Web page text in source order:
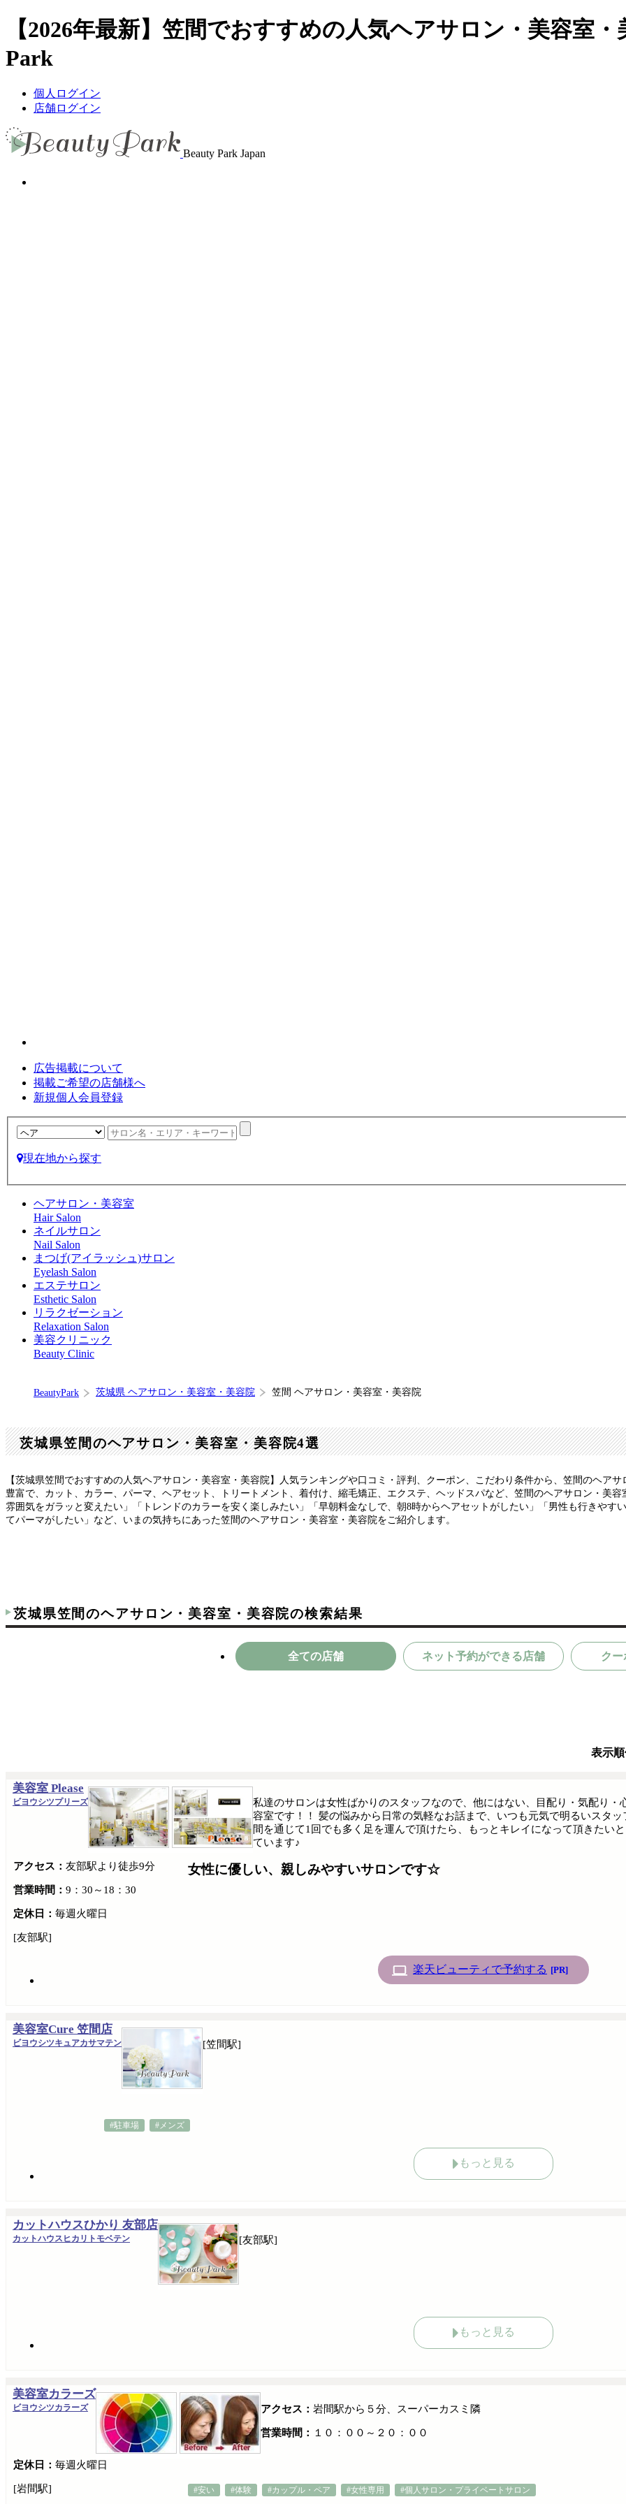
【2026年最新】笠間でおすすめの人気ヘアサロン・美容室
Park
個人ログイン
店舗ログイン
Beauty Park Japan
広告掲載について
掲載ご希望の店舗様へ
新規個人会員登録
現在地から探す
ヘアサロン・美容室
Hair Salon
ネイルサロン
Nail Salon
まつげ(アイラッシュ)サロン
Eyelash Salon
エステサロン
Esthetic Salon
リラクゼーション
Relaxation Salon
美容クリニック
Beauty Clinic
BeautyPark 茨城県 ヘアサロン・美容室・美容院 笠間 ヘアサロン・美容室・美容院
茨城県笠間のヘアサロン・美容室・美容院4選
【茨城県笠間でおすすめの人気ヘアサロン・美容室・美容院】人気ランキングや口コミ・評判、クーポン、こだわり条件から、笠間のヘア
豊富で、カット、カラー、パーマ、ヘアセット、トリートメント、着付け、縮毛矯正、エクステ、ヘッドスパなど、笠間のヘアサロン・美
雰囲気をガラッと変えたい」「トレンドのカラーを安く楽しみたい」「早朝料金なしで、朝8時からヘアセットがしたい」「男性も行きや
てパーマがしたい」など、いまの気持ちにあった笠間のヘアサロン・美容室・美容院をご紹介します。
茨城県笠間のヘアサロン・美容室・美容院の検索結果
全ての店舗 ネット予約ができる店舗 クー
表示
美容室 Please
ビヨウシツプリーズ
女性に優しい、親しみやすいサロンです☆
私達のサロンは女性ばかりのスタッフなので、他にはない、目配り・気配り
容室です！！ 髪の悩みから日常の気軽なお話まで、いつも元気で明るいスタ
間を通じて1回でも多く足を運んで頂けたら、もっとキレイになって頂きたい
ています♪
アクセス： 友部駅‎より徒歩9分
営業時間： 9：30～18：30
定休日： 毎週火曜日
[友部駅]
楽天ビューティで予約する [PR]
美容室Cure 笠間店
ビヨウシツキュアカサマテン
#駐車場 #メンズ
[笠間駅]
もっと見る
カットハウスひかり 友部店
カットハウスヒカリトモベテン [友部駅]
もっと見る
美容室カラーズ
ビヨウシツカラーズ
#安い #体験 #カップル・ペア #女性専用 #個人サロン・プライベートサロン
アクセス： 岩間駅から５分、スーパーカスミ隣
営業時間： １０：００～２０：００
定休日： 毎週火曜日
[岩間駅]